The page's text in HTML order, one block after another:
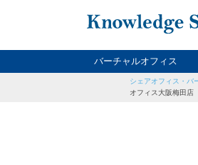
バーチャルオフィス
シェアオフィス・バ
オフィス大阪梅田店